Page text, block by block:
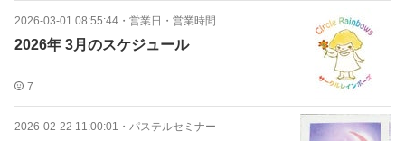
2026-03-01 08:55:44 ・ 営業日・営業時間
2026年 3月のスケジュール
7
2026-02-22 11:00:01 ・ パステルセミナー